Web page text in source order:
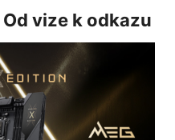
Od vize k odkazu